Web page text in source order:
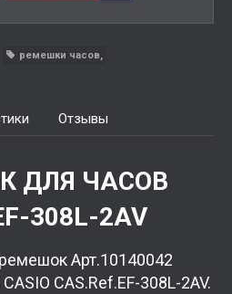
ремешки часов
Отзывы
ДЛЯ ЧАСОВ
308L-2AV
Арт.10140042
CAS.Ref.EF-308L-2AV.